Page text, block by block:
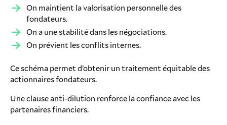
On maintient la valorisation personnelle des
fondateurs.
On a une stabilité dans les négociations.
On prévient les conflits internes.
Ce schéma permet d’obtenir un traitement équitable des
actionnaires fondateurs.
Une clause anti-dilution renforce la confiance avec les
partenaires financiers.